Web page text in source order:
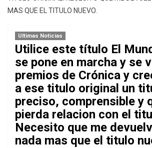
MAS QUE EL TITULO NUEVO.
Ultimas Noticias
Utilice este título El
se pone en marcha y se
premios de Crónica y
a ese titulo original un
preciso, comprensible y
pierda relacion con el
Necesito que me
nada mas que el titulo